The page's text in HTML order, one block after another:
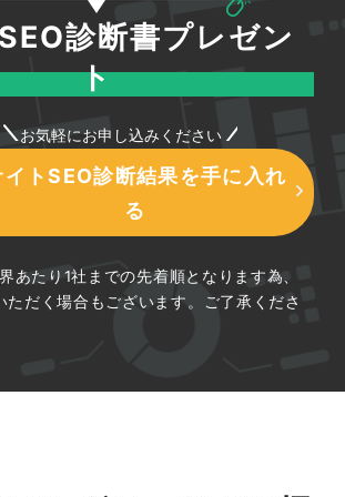
診断書プレゼン
ト
お気軽にお申し込みください
イトSEO診断結果を手に入れ
る
あたり1社までの先着順となります為、
ただく場合もございます。ご了承くださ